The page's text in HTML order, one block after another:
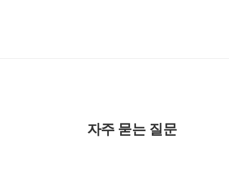
자주 묻는 질문